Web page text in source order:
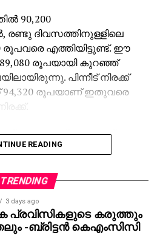
90,200
രണ്ടു ദിവസത്തിനുള്ളിലെ
രൂപവരെ എത്തിയിട്ടുണ്ട്. ഈ
രൂപയായി കുറഞ്ഞ്
പിന്നീട് നിരക്ക്
94,320 രൂപയാണ് ഇതുവരെ
സാഹചര്യങ്ങളാണ്
കാരണമായി
എന്നിവ
എന്ന് വിപണി
READING
TRENDING
3 days ago
പ്രവിസികളുടെ കരുത്തും
-ബ്രിട്ടൻ കെഎംസിസി